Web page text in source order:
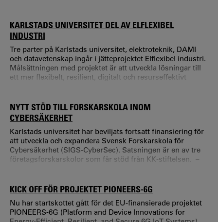
användarvänliga system behöver utvecklare testa sina
produkter med riktiga användare.
KARLSTADS UNIVERSITET DEL AV ELFLEXIBEL
INDUSTRI
Tre parter på Karlstads universitet, elektroteknik, DAMI
och datavetenskap ingår i jätteprojektet Elflexibel industri.
Målsättningen med projektet är att utveckla lösningar till
ett mer flexibelt, resilient, digitalt och resurseffektivt
företag att förutse energibehov, priser och
flexibilitetsmöjligheter.
NYTT STÖD TILL FORSKARSKOLA INOM
CYBERSÄKERHET
Karlstads universitet har beviljats fortsatt finansiering för
att utveckla och expandera Svensk Forskarskola för
Cybersäkerhet (SIGS-CyberSec). Satsningen är en av tre
företagsforskarskolor som får stöd från KK-stiftelsen. –
KICK OFF FÖR PROJEKTET PIONEERS-6G
Nu har startskottet gått för det EU-finansierade projektet
PIONEERS-6G (Platform and Device Innovations for